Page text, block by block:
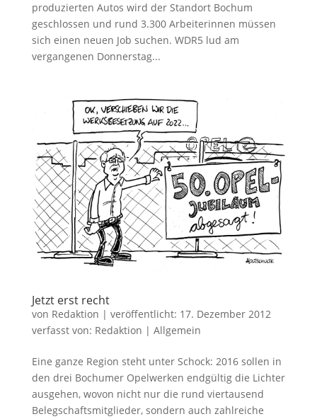
produzierten Autos wird der Standort Bochum
geschlossen und rund 3.300 Arbeiterinnen müssen
sich einen neuen Job suchen. WDR5 lud am
vergangenen Donnerstag...
Jetzt erst recht
von Redaktion | veröffentlicht: 17. Dezember 2012
verfasst von: Redaktion | Allgemein
Eine ganze Region steht unter Schock: 2016 sollen in
den drei Bochumer Opelwerken endgültig die Lichter
ausgehen, wovon nicht nur die rund viertausend
Belegschaftsmitglieder, sondern auch zahlreiche